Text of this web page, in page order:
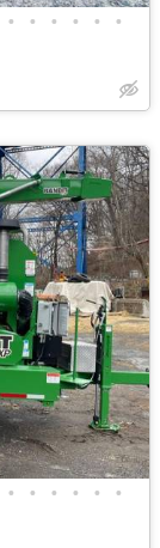
• • • • • •
• • • • • •